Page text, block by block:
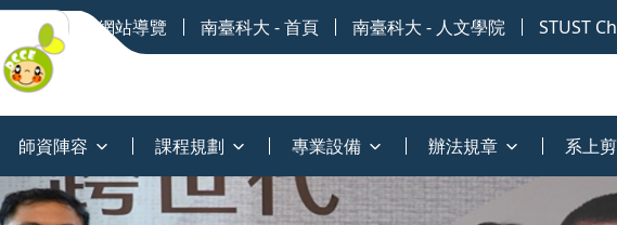
網站導覽 南臺科大 - 首頁 南臺科大 - 人文學院 STUST
師資陣容 課程規劃 專業設備 辦法規章 系上